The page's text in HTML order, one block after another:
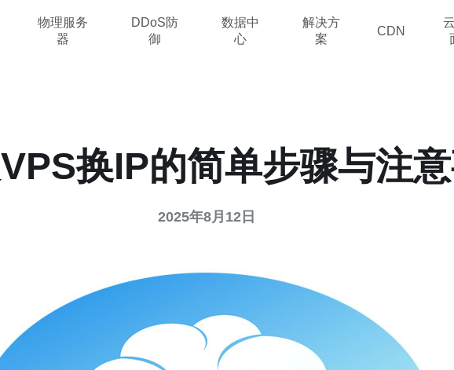
物理服务
器
DDoS防
御
数据中
心
解决方
案
CDN
换IP的简单步骤与注
2025年8月12日